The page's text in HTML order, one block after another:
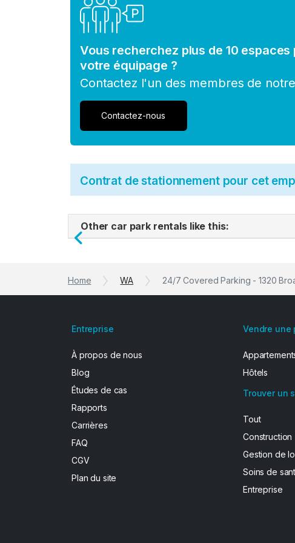
Vous recherchez plus de 10
votre équipage ?
Contactez l'un des membres de
Contactez-nous
Contrat de stationnement pour cet
Other car park rentals like this:
Previous
Home WA 24/7 Covered Parking - 1320
Entreprise
À propos de nous
Blog
Études de cas
Rapports
Carrières
FAQ
CGV
Plan du site
Vendre une
Hôtels
Trouver un
Tout
Construction
Gestion de
Soins de
Entreprise